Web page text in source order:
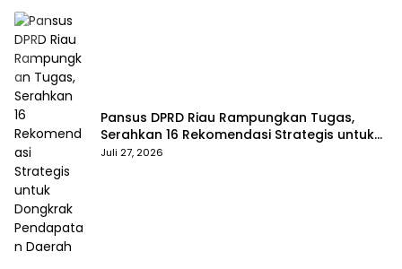
Pansus DPRD Riau Rampungkan Tugas,
Serahkan 16 Rekomendasi Strategis untuk
Dongkrak Pendapatan Daerah
Juli 27, 2026